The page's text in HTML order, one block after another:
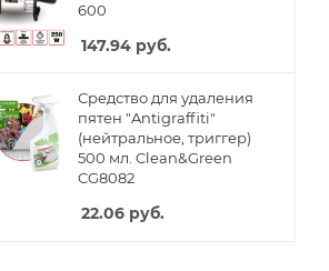
600
147.94 руб.
Средство для удаления
пятен "Antigraffiti"
(нейтральное, триггер)
500 мл. Clean&Green
CG8082
22.06 руб.